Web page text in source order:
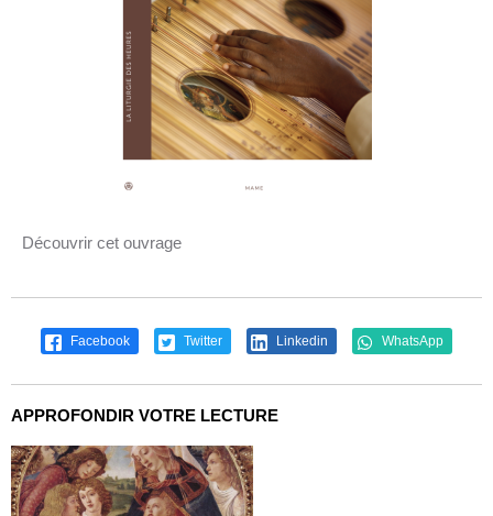
Découvrir cet ouvrage
Facebook Twitter Linkedin WhatsApp
APPROFONDIR VOTRE LECTURE